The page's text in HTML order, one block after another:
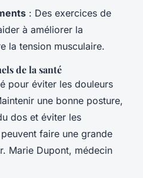
: Des exercices de
à améliorer la
la tension musculaire.
de la santé
pour éviter les douleurs
une bonne posture,
dos et éviter les
faire une grande
Marie Dupont, médecin